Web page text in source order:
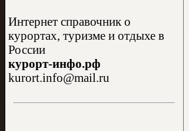
Интернет справочник о
курортах, туризме и отдыхе в
России
курорт-инфо.рф
kurort.info@mail.ru